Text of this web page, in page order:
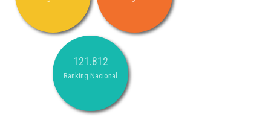
121.812
Ranking Nacional